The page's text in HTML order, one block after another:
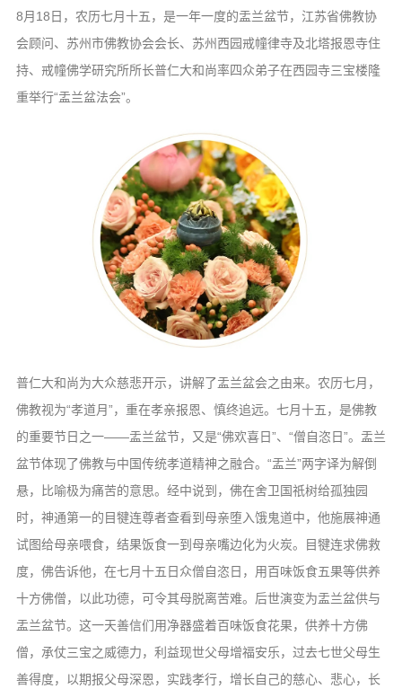
寺院巡览
西园风光
8月18日，农历七月十五，是一年一度的盂兰盆节，江苏省佛教协
会顾问、苏州市佛教协会会长、苏州西园戒幢律寺及北塔报恩寺住
持、戒幢佛学研究所所长普仁大和尚率四众弟子在西园寺三宝楼隆
重举行“盂兰盆法会”。
普仁大和尚为大众慈悲开示，讲解了盂兰盆会之由来。农历七月，
佛教视为“孝道月”，重在孝亲报恩、慎终追远。七月十五，是佛教
的重要节日之一——盂兰盆节，又是“佛欢喜日”、“僧自恣日”。盂兰
盆节体现了佛教与中国传统孝道精神之融合。“盂兰”两字译为解倒
悬，比喻极为痛苦的意思。经中说到，佛在舍卫国祇树给孤独园
时，神通第一的目犍连尊者查看到母亲堕入饿鬼道中，他施展神通
试图给母亲喂食，结果饭食一到母亲嘴边化为火炭。目犍连求佛救
度，佛告诉他，在七月十五日众僧自恣日，用百味饭食五果等供养
十方佛僧，以此功德，可令其母脱离苦难。后世演变为盂兰盆供与
盂兰盆节。这一天善信们用净器盛着百味饭食花果，供养十方佛
僧，承仗三宝之威德力，利益现世父母增福安乐，过去七世父母生
善得度，以期报父母深恩，实践孝行，增长自己的慈心、悲心，长